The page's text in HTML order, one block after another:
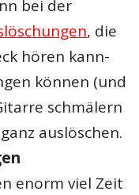
bei der
, die
hören kann-
können (und
schmälern
auslöschen.
enorm viel Zeit